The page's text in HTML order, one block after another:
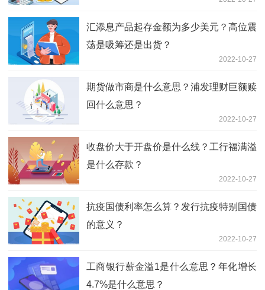
汇添息产品起存金额为多少美元？高位震
荡是吸筹还是出货？
2022-10-27
期货做市商是什么意思？浦发理财巨额赎
回什么意思？
2022-10-27
收盘价大于开盘价是什么线？工行福满溢
是什么存款？
2022-10-27
抗疫国债利率怎么算？发行抗疫特别国债
的意义？
2022-10-27
工商银行薪金溢1是什么意思？年化增长
4.7%是什么意思？